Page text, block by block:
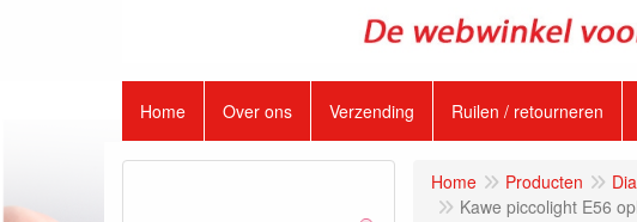
Home Over ons Verzending Ruilen / retourneren
Home Producten
Kawe piccolight E56